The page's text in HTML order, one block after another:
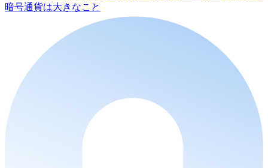
暗号通貨は大きなこと